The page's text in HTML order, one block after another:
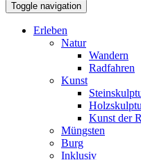
Toggle navigation
Erleben
Natur
Wandern
Radfahren
Kunst
Kunst der
Müngsten
Burg
Inklusiv